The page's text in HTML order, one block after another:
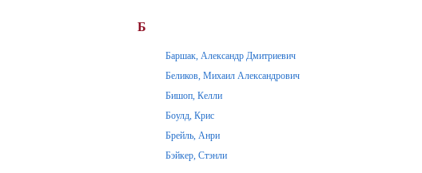
Б
Баршак, Александр Дмитриевич
Беликов, Михаил Александрович
Бишоп, Келли
Боулд, Крис
Брейль, Анри
Бэйкер, Стэнли